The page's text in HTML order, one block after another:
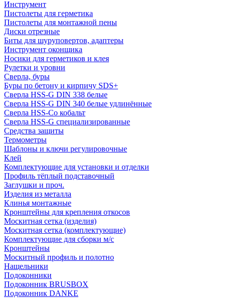
Инструмент
Пистолеты для герметика
Пистолеты для монтажной пены
Диски отрезные
Биты для шуруповертов, адаптеры
Инструмент оконщика
Носики для герметиков и клея
Рулетки и уровни
Сверла, буры
Буры по бетону и кирпичу SDS+
Сверла HSS-G DIN 338 белые
Сверла HSS-G DIN 340 белые удлинённые
Сверла HSS-Co кобальт
Сверла HSS-G специализированные
Средства защиты
Термометры
Шаблоны и ключи регулировочные
Клей
Комплектующие для установки и отделки
Профиль тёплый подставочный
Заглушки и проч.
Изделия из металла
Клинья монтажные
Кронштейны для крепления откосов
Москитная сетка (изделия)
Москитная сетка (комплектующие)
Комплектующие для сборки м/с
Кронштейны
Москитный профиль и полотно
Нащельники
Подоконники
Подоконник BRUSBOX
Подоконник DANKE